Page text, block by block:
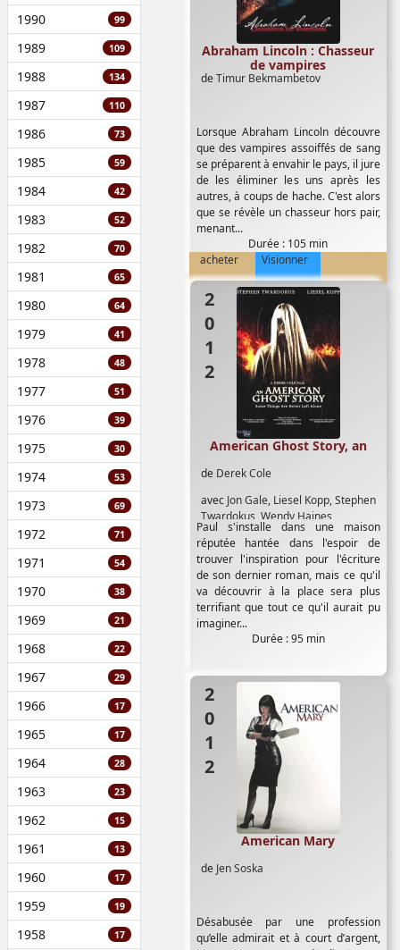
1990 99
1989 109
1988 134
1987 110
1986 73
1985 59
1984 42
1983 52
1982 70
1981 65
1980 64
1979 41
1978 48
1977 51
1976 39
1975 30
1974 53
1973 69
1972 71
1971 54
1970 38
1969 21
1968 22
1967 29
1966 17
1965 17
1964 28
1963 23
1962 15
1961 13
1960 17
1959 19
1958 17
deTimur Bekmambetov
Abraham Lincoln : Chasseur
de vampires
Lorsque Abraham Lincoln découvre
que des vampires assoiffés de sang
se préparent à envahir le pays, il jure
de les éliminer les uns après les
autres, à coups de hache. C'est alors
que se révèle un chasseur hors pair,
menant...
Durée : 105 min
acheter
Visionner
2012
de Derek Cole
avec Jon Gale, Liesel Kopp,Stephen
Twardokus Wendy Haines
American Ghost Story, an
Paul s'installe dans une maison
réputée hantée dans l'espoir de
trouver l'inspiration pour l'écriture
de son dernier roman, mais ce qu'il
va découvrir à la place sera plus
terrifiant que tout ce qu'il aurait pu
imaginer...
Durée : 95 min
2012
de Jen Soska
American Mary
Désabusée par une profession
qu’elle admirait et à court d’argent,